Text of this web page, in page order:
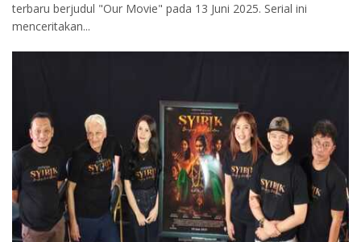
terbaru berjudul "Our Movie" pada 13 Juni 2025. Serial ini
menceritakan...